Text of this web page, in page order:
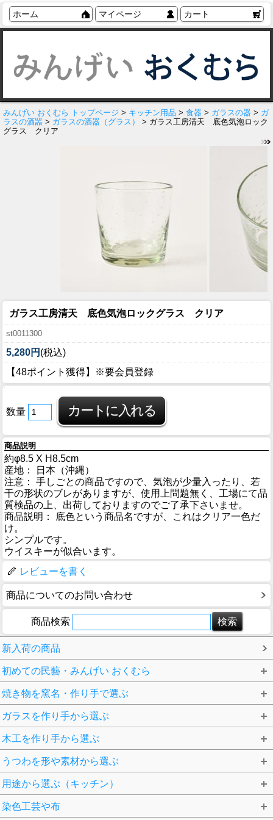
ホーム マイページ カート
みんげい おくむら トップページ > キッチン用品 > 食器 > ガラスの器 > ガ
ラスの酒噐 > ガラスの酒器（グラス）
> ガラス工房清天 底色気泡ロック
グラス クリア
ガラス工房清天 底色気泡ロックグラス クリア
st0011300
5,280円 (税込)
【48ポイント獲得】※要会員登録
数量
商品説明
約φ8.5 X H8.5cm
産地： 日本（沖縄）
注意： 手しごとの商品ですので、気泡が少量入ったり、若
干の形状のブレがありますが、使用上問題無く、工場にて品
質検品の上、出荷しておりますのでご了承下さいませ。
商品説明： 底色という商品名ですが、これはクリア一色だ
け。
シンプルです。
ウイスキーが似合います。
レビューを書く
商品についてのお問い合わせ
商品検索
新入荷の商品
初めての民藝・みんげい おくむら
焼き物を窯名・作り手で選ぶ
ガラスを作り手から選ぶ
木工を作り手から選ぶ
うつわを形や素材から選ぶ
用途から選ぶ（キッチン）
染色工芸や布